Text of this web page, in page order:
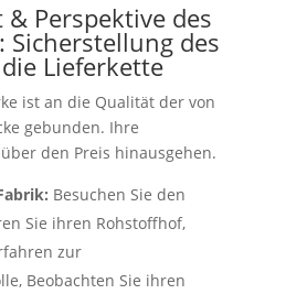
Perspektive des
Sicherstellung des
Lieferkette
ist an die Qualität der von
gebunden. Ihre
den Preis hinausgehen.
Besuchen Sie den
Sie ihren Rohstoffhof,
zur
Beobachten Sie ihren